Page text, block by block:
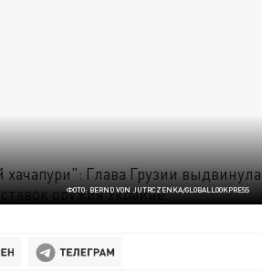
ФОТО: BERND VON JUTRCZENKA/GLOBALLOOKPRESS